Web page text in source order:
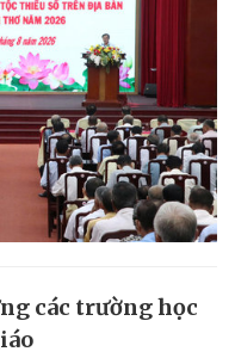
các trường học